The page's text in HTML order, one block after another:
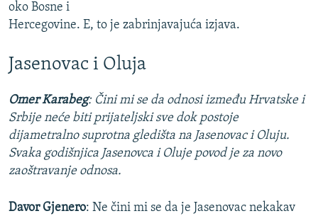
oko Bosne i
Hercegovine. E, to je zabrinjavajuća izjava.
Jasenovac i Oluja
Omer Karabeg: Čini mi se da odnosi između Hrvatske i
Srbije neće biti prijateljski sve dok postoje
dijametralno suprotna gledišta na Jasenovac i Oluju.
Svaka godišnjica Jasenovca i Oluje povod je za novo
zaoštravanje odnosa.
Davor Gjenero: Ne čini mi se da je Jasenovac nekakav